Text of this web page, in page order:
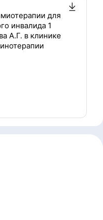
для
инвалида 1
А.Г. в клинике